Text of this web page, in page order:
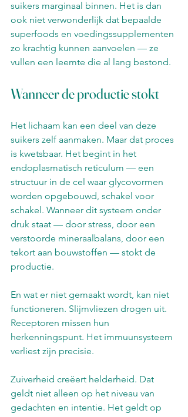
suikers marginaal binnen. Het is dan
ook niet verwonderlijk dat bepaalde
superfoods en voedingssupplementen
zo krachtig kunnen aanvoelen — ze
vullen een leemte die al lang bestond.
Wanneer de productie stokt
Het lichaam kan een deel van deze
suikers zelf aanmaken. Maar dat proces
is kwetsbaar. Het begint in het
endoplasmatisch reticulum — een
structuur in de cel waar glycovormen
worden opgebouwd, schakel voor
schakel. Wanneer dit systeem onder
druk staat — door stress, door een
verstoorde mineraalbalans, door een
tekort aan bouwstoffen — stokt de
productie.
En wat er niet gemaakt wordt, kan niet
functioneren. Slijmvliezen drogen uit.
Receptoren missen hun
herkenningspunt. Het immuunsysteem
verliest zijn precisie.
Zuiverheid creëert helderheid. Dat
geldt niet alleen op het niveau van
gedachten en intentie. Het geldt op